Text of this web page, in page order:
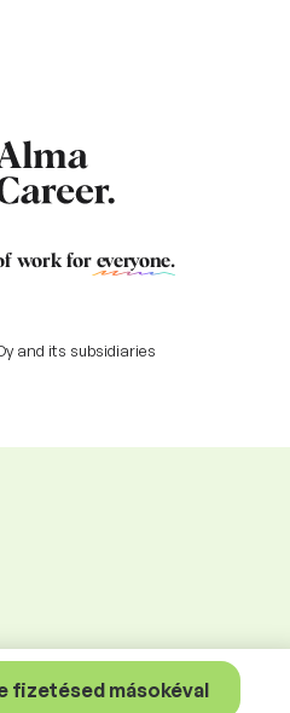
fizetésed másokéval
work for everyone.
and its subsidiaries